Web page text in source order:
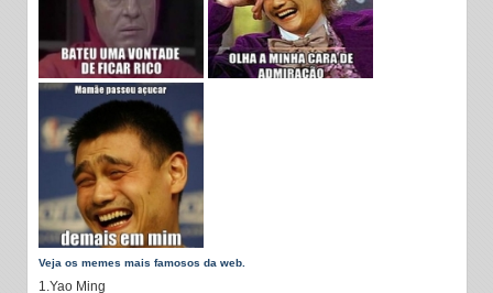
Veja os memes mais famosos da web.
1.Yao Ming